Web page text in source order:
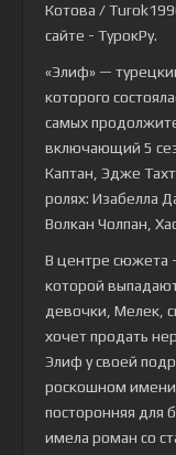
Котова /
сайте - ТурокРу.
«Элиф» —
которого
самых
включающий 5
Каптан, Эдже
ролях: Изабелла
Волкан Чолпан,
В центре сюжета
которой
девочки, Мелек,
хочет продать
Элиф у своей
роскошном
посторонняя для
имела роман со